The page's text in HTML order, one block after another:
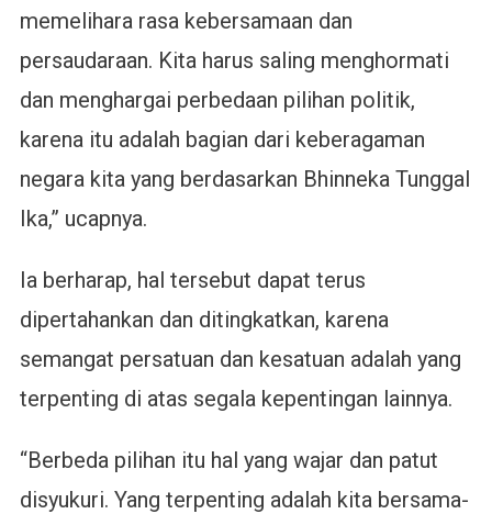
memelihara rasa kebersamaan dan
persaudaraan. Kita harus saling menghormati
dan menghargai perbedaan pilihan politik,
karena itu adalah bagian dari keberagaman
negara kita yang berdasarkan Bhinneka Tunggal
Ika,” ucapnya.
Ia berharap, hal tersebut dapat terus
dipertahankan dan ditingkatkan, karena
semangat persatuan dan kesatuan adalah yang
terpenting di atas segala kepentingan lainnya.
“Berbeda pilihan itu hal yang wajar dan patut
disyukuri. Yang terpenting adalah kita bersama-